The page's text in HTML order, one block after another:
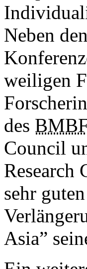
Neben
weiligen
des BMBF
Council
Research
sehr
Asia”